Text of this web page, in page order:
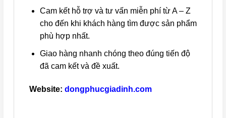
Cam kết hỗ trợ và tư vấn miễn phí từ A – Z
cho đến khi khách hàng tìm được sản phẩm
phù hợp nhất.
Giao hàng nhanh chóng theo đúng tiến độ
đã cam kết và đề xuất.
Website: dongphucgiadinh.com